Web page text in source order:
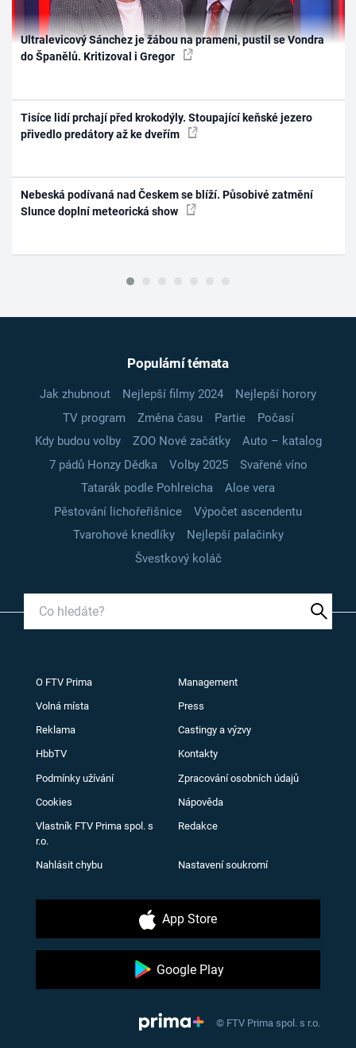
Ultralevicový Sánchez je žábou na prameni, pustil se Vondra
do Španělů. Kritizoval i Gregor
Tisíce lidí prchají před krokodýly. Stoupající keňské jezero
přivedlo predátory až ke dveřím
Nebeská podívaná nad Českem se blíží. Působivé zatmění
Slunce doplní meteorická show
Populární témata
Jak zhubnout Nejlepší filmy 2024
Nejlepší horory
TV program
Změna času Partie
Počasí
Kdy budou volby
ZOO Nové začátky
Auto – katalog
7 pádů Honzy Dědka
Volby 2025
Svařené víno
Tatarák podle Pohlreicha
Aloe vera
Pěstování lichořeřišnice
Výpočet ascendentu
Tvarohové knedlíky
Nejlepší palačinky
Švestkový koláč
O FTV Prima Management
Volná místa Press
Reklama Castingy a výzvy
HbbTV Kontakty
Podmínky užívání Zpracování osobních údajů
Cookies Nápověda
Vlastník FTV Prima spol. s
r.o.
Redakce
Nahlásit chybu Nastavení soukromí
App Store
Google Play
© FTV Prima spol. s r.o.